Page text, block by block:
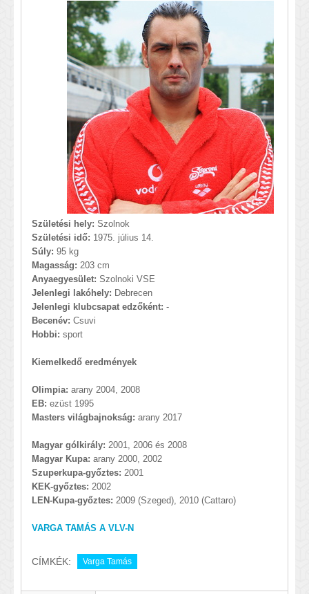
Születési hely: Szolnok
Születési idő: 1975. július 14.
Súly: 95 kg
Magasság: 203 cm
Anyaegyesület: Szolnoki VSE
Jelenlegi lakóhely: Debrecen
Jelenlegi klubcsapat edzőként: -
Becenév: Csuvi
Hobbi: sport
Kiemelkedő eredmények
Olimpia: arany 2004, 2008
EB: ezüst 1995
Masters világbajnokság: arany 2017
Magyar gólkirály: 2001, 2006 és 2008
Magyar Kupa: arany 2000, 2002
Szuperkupa-győztes: 2001
KEK-győztes: 2002
LEN-Kupa-győztes: 2009 (Szeged), 2010 (Cattaro)
VARGA TAMÁS A VLV-N
CÍMKÉK: Varga Tamás